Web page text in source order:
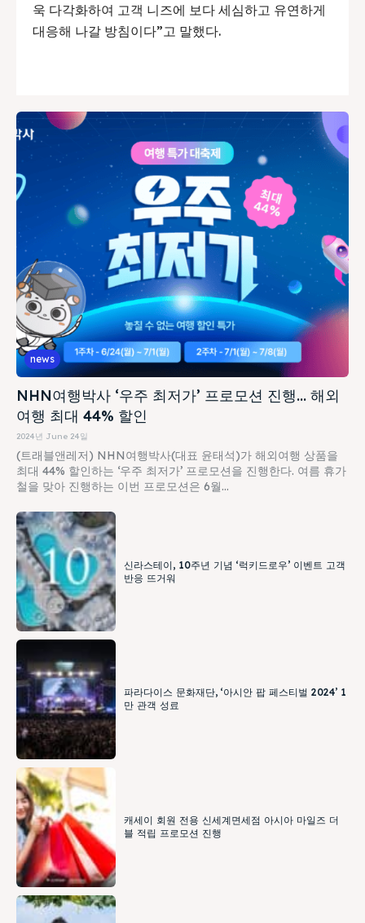
욱 다각화하여 고객 니즈에 보다 세심하고 유연하게
대응해 나갈 방침이다”고 말했다.
news
NHN여행박사 ‘우주 최저가’ 프로모션 진행… 해외
여행 최대 44% 할인
2024년 June 24일
(트래블앤레저) NHN여행박사(대표 윤태석)가 해외여행 상품을
최대 44% 할인하는 ‘우주 최저가’ 프로모션을 진행한다. 여름 휴가
철을 맞아 진행하는 이번 프로모션은 6월...
신라스테이, 10주년 기념 ‘럭키드로우’ 이벤트 고객
반응 뜨거워
파라다이스 문화재단, ‘아시안 팝 페스티벌 2024’ 1
만 관객 성료
캐세이 회원 전용 신세계면세점 아시아 마일즈 더
블 적립 프로모션 진행